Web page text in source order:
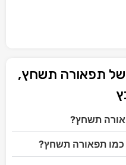
של תפאורה תשחץ,
תשחץ?
כמו תפאורה תשחץ?